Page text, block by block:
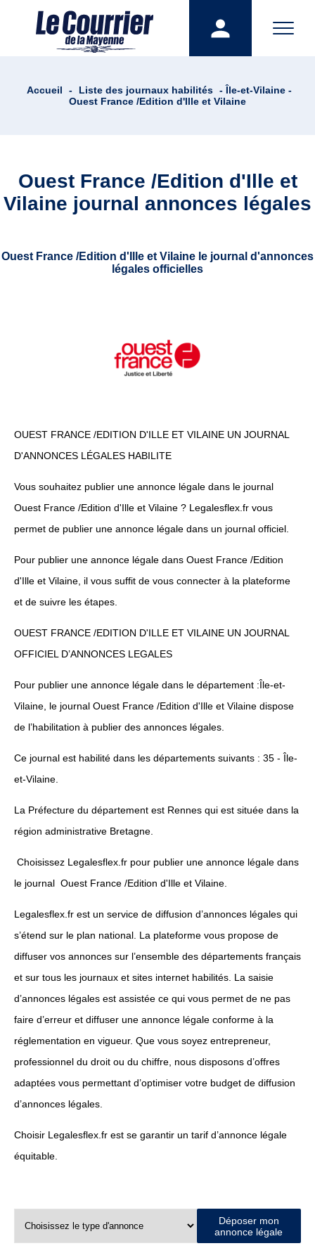
Accueil - Liste des journaux habilités - Île-et-Vilaine -
Ouest France /Edition d'Ille et Vilaine
Ouest France /Edition d'Ille et
Vilaine journal annonces légales
Ouest France /Edition d'Ille et Vilaine le journal d'annonces
légales officielles
OUEST FRANCE /EDITION D'ILLE ET VILAINE UN JOURNAL
D'ANNONCES LÉGALES HABILITE
Vous souhaitez publier une annonce légale dans le journal
Ouest France /Edition d'Ille et Vilaine ? Legalesflex.fr vous
permet de publier une annonce légale dans un journal officiel.
Pour publier une annonce légale dans Ouest France /Edition
d'Ille et Vilaine, il vous suffit de vous connecter à la plateforme
et de suivre les étapes.
OUEST FRANCE /EDITION D'ILLE ET VILAINE UN JOURNAL
OFFICIEL D’ANNONCES LEGALES
Pour publier une annonce légale dans le département :Île-et-
Vilaine, le journal Ouest France /Edition d'Ille et Vilaine dispose
de l’habilitation à publier des annonces légales.
Ce journal est habilité dans les départements suivants : 35 - Île-
et-Vilaine.
La Préfecture du département est Rennes qui est située dans la
région administrative Bretagne.
Choisissez Legalesflex.fr pour publier une annonce légale dans
le journal Ouest France /Edition d'Ille et Vilaine.
Legalesflex.fr est un service de diffusion d’annonces légales qui
s’étend sur le plan national. La plateforme vous propose de
diffuser vos annonces sur l’ensemble des départements français
et sur tous les journaux et sites internet habilités. La saisie
d’annonces légales est assistée ce qui vous permet de ne pas
faire d’erreur et diffuser une annonce légale conforme à la
réglementation en vigueur. Que vous soyez entrepreneur,
professionnel du droit ou du chiffre, nous disposons d’offres
adaptées vous permettant d’optimiser votre budget de diffusion
d’annonces légales.
Choisir Legalesflex.fr est se garantir un tarif d’annonce légale
équitable.
Déposer mon
annonce légale